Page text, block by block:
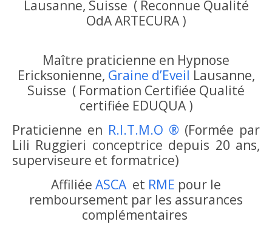
Lausanne, Suisse ( Reconnue Qualité
OdA ARTECURA )
Maître praticienne en Hypnose
Ericksonienne, Graine d’Eveil Lausanne,
Suisse ( Formation Certifiée Qualité
certifiée EDUQUA )
Praticienne en R.I.T.M.O ® (Formée par
Lili Ruggieri conceptrice depuis 20 ans,
superviseure et formatrice)
Affiliée ASCA et RME pour le
remboursement par les assurances
complémentaires